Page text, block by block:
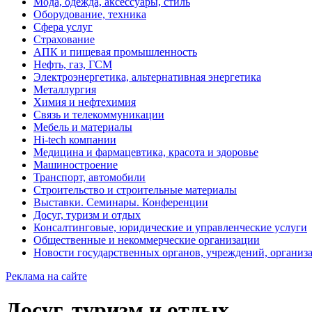
Оборудование, техника
Сфера услуг
Страхование
АПК и пищевая промышленность
Нефть, газ, ГСМ
Электроэнергетика, альтернативная энергетика
Металлургия
Химия и нефтехимия
Связь и телекоммуникации
Мебель и материалы
Hi-tech компании
Медицина и фармацевтика, красота и здоровье
Машиностроение
Транспорт, автомобили
Строительство и строительные материалы
Выставки. Семинары. Конференции
Досуг, туризм и отдых
Консалтинговые, юридические и управленческие услуги
Общественные и некоммерческие организации
Новости государственных органов, учреждений,
Реклама на сайте